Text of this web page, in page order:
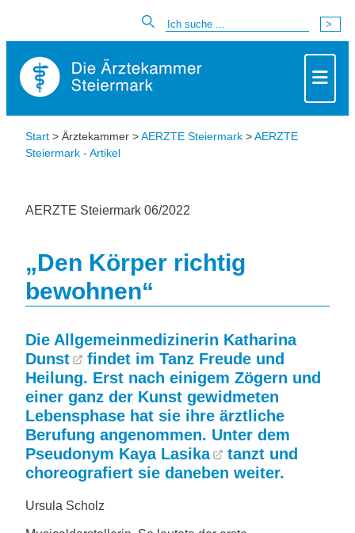
Start > Ärztekammer >AERZTE Steiermark >AERZTE
Steiermark - Artikel
AERZTE Steiermark 06/2022
„Den Körper richtig
bewohnen“
Die Allgemeinmedizinerin Katharina
Dunst
findet im Tanz Freude und
Heilung. Erst nach einigem Zögern und
einer ganz der Kunst gewidmeten
Lebensphase hat sie ihre ärztliche
Berufung angenommen. Unter dem
Pseudonym Kaya Lasika
tanzt und
choreografiert sie daneben weiter.
Ursula Scholz